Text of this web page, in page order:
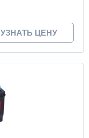
УЗНАТЬ ЦЕНУ